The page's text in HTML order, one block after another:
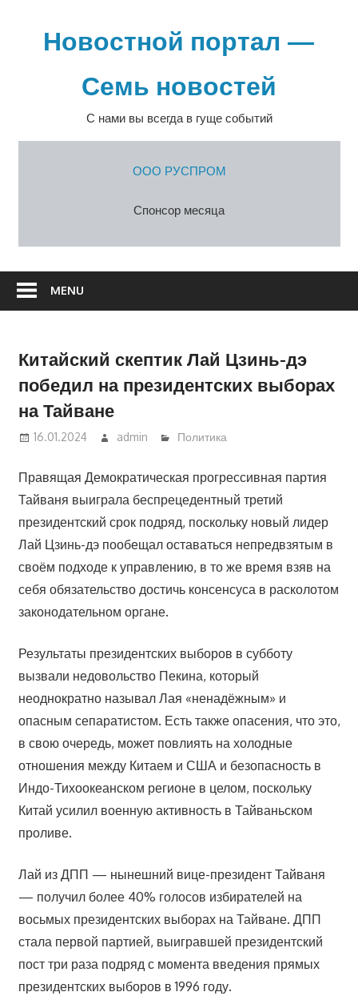
содержимомуНовостной портал —
Семь новостей
С нами вы всегда в гуще событий
ООО РУСПРОМ
Спонсор месяца
MENU
Китайский скептик Лай Цзинь-дэ
победил на президентских выборах
на Тайване
16.01.2024 admin Политика
Правящая Демократическая прогрессивная партия
Тайваня выиграла беспрецедентный третий
президентский срок подряд, поскольку новый лидер
Лай Цзинь-дэ пообещал оставаться непредвзятым в
своём подходе к управлению, в то же время взяв на
себя обязательство достичь консенсуса в расколотом
законодательном органе.
Результаты президентских выборов в субботу
вызвали недовольство Пекина, который
неоднократно называл Лая «ненадёжным» и
опасным сепаратистом. Есть также опасения, что это,
в свою очередь, может повлиять на холодные
отношения между Китаем и США и безопасность в
Индо-Тихоокеанском регионе в целом, поскольку
Китай усилил военную активность в Тайваньском
проливе.
Лай из ДПП — нынешний вице-президент Тайваня
— получил более 40% голосов избирателей на
восьмых президентских выборах на Тайване. ДПП
стала первой партией, выигравшей президентский
пост три раза подряд с момента введения прямых
президентских выборов в 1996 году.